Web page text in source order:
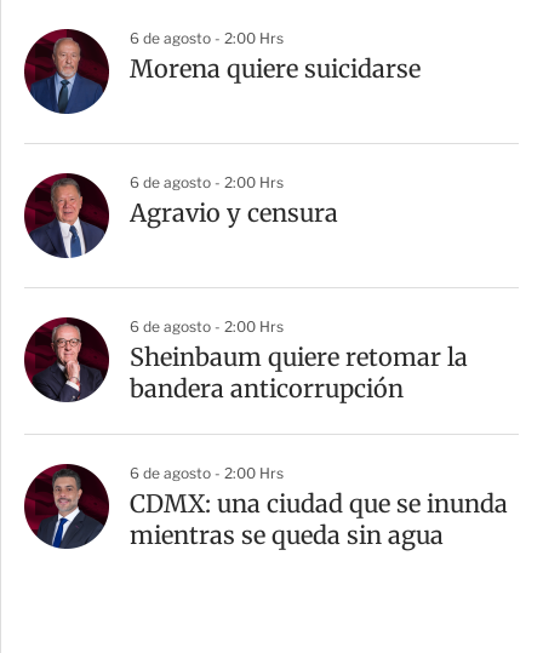
6 de agosto - 2:00 Hrs
Morena quiere suicidarse
6 de agosto - 2:00 Hrs
Agravio y censura
6 de agosto - 2:00 Hrs
Sheinbaum quiere retomar la
bandera anticorrupción
6 de agosto - 2:00 Hrs
CDMX: una ciudad que se inunda
mientras se queda sin agua